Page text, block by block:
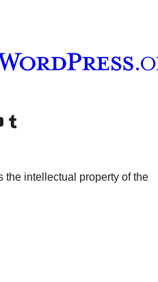
LinkedIn
account
YouTube channel
Visit our Tumblr account
intellectual property of the